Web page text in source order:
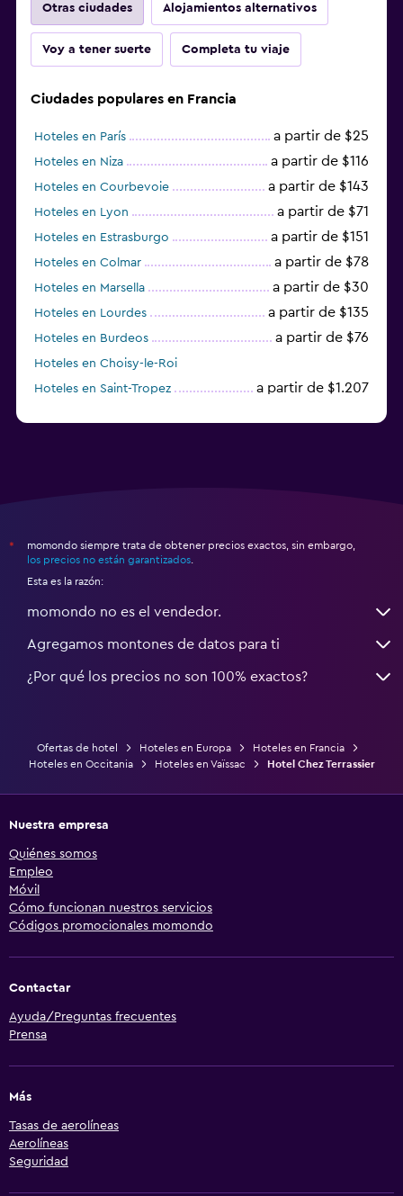
Otras ciudades Alojamientos alternativos
Voy a tener suerte Completa tu viaje
Ciudades populares en Francia
Hoteles en París a partir de $25
Hoteles en Niza a partir de $116
Hoteles en Courbevoie a partir de $143
Hoteles en Lyon a partir de $71
Hoteles en Estrasburgo a partir de $151
Hoteles en Colmar a partir de $78
Hoteles en Marsella a partir de $30
Hoteles en Lourdes a partir de $135
Hoteles en Burdeos a partir de $76
Hoteles en Choisy-le-Roi
Hoteles en Saint-Tropez
a partir de $1.207
*
momondo siempre trata de obtener precios exactos, sin embargo,
los precios no están garantizados
Esta es la razón:
momondo no es el vendedor.
Agregamos montones de datos para ti
¿Por qué los precios no son 100% exactos?
Ofertas de hotel Hoteles en Europa
Hoteles en Francia
Hoteles en Occitania
Hoteles en Vaïssac Hotel Chez Terrassier
Nuestra empresa
Quiénes somos
Empleo
Móvil
Cómo funcionan nuestros servicios
Códigos promocionales momondo
Contactar
Ayuda/Preguntas frecuentes
Prensa
Más
Tasas de aerolíneas
Aerolíneas
Seguridad